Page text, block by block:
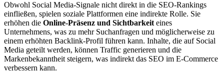
Obwohl Social Media-Signale nicht direkt in die SEO-Rankings
einfließen, spielen soziale Plattformen eine indirekte Rolle. Sie
erhöhen die Online-Präsenz und Sichtbarkeit eines
Unternehmens, was zu mehr Suchanfragen und möglicherweise zu
einem erhöhten Backlink-Profil führen kann. Inhalte, die auf Social
Media geteilt werden, können Traffic generieren und die
Markenbekanntheit steigern, was indirekt das SEO im E-Commerce
verbessern kann.